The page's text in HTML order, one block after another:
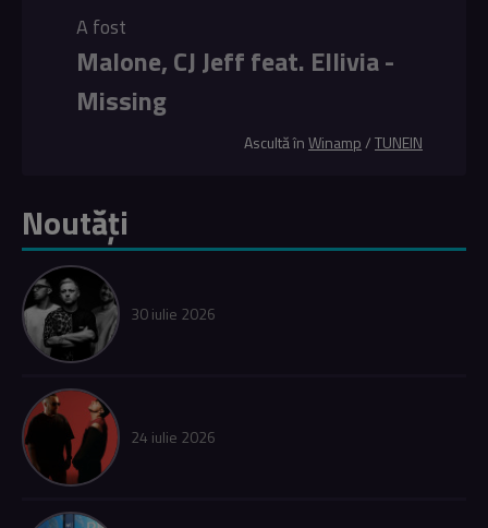
A fost
Malone, CJ Jeff feat. Ellivia -
Missing
Ascultă înWinamp/TUNEIN
Noutăți
30 iulie 2026
24 iulie 2026